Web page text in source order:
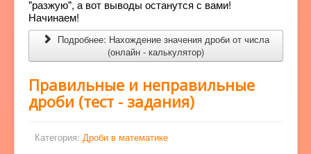
"разжую", а вот выводы останутся с вами!
Начинаем!
Подробнее: Нахождение значения дроби от числа
(онлайн - калькулятор)
Правильные и неправильные
дроби (тест - задания)
Категория: Дроби в математике